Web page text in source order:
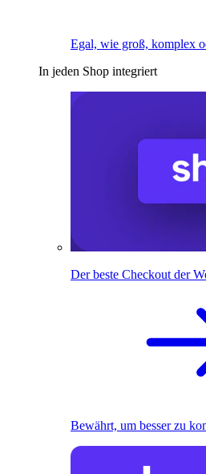
Egal, wie groß, komplex
In jeden Shop integriert
Der beste Checkout der
Bewährt, um besser zu